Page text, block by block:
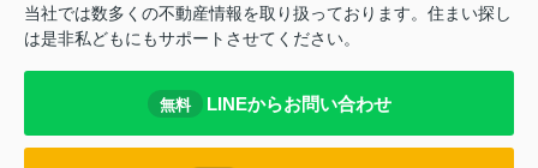
当社では数多くの不動産情報を取り扱っております。住まい探し
は是非私どもにもサポートさせてください。
無料 LINEからお問い合わせ